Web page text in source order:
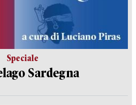
Speciale
Sardegna